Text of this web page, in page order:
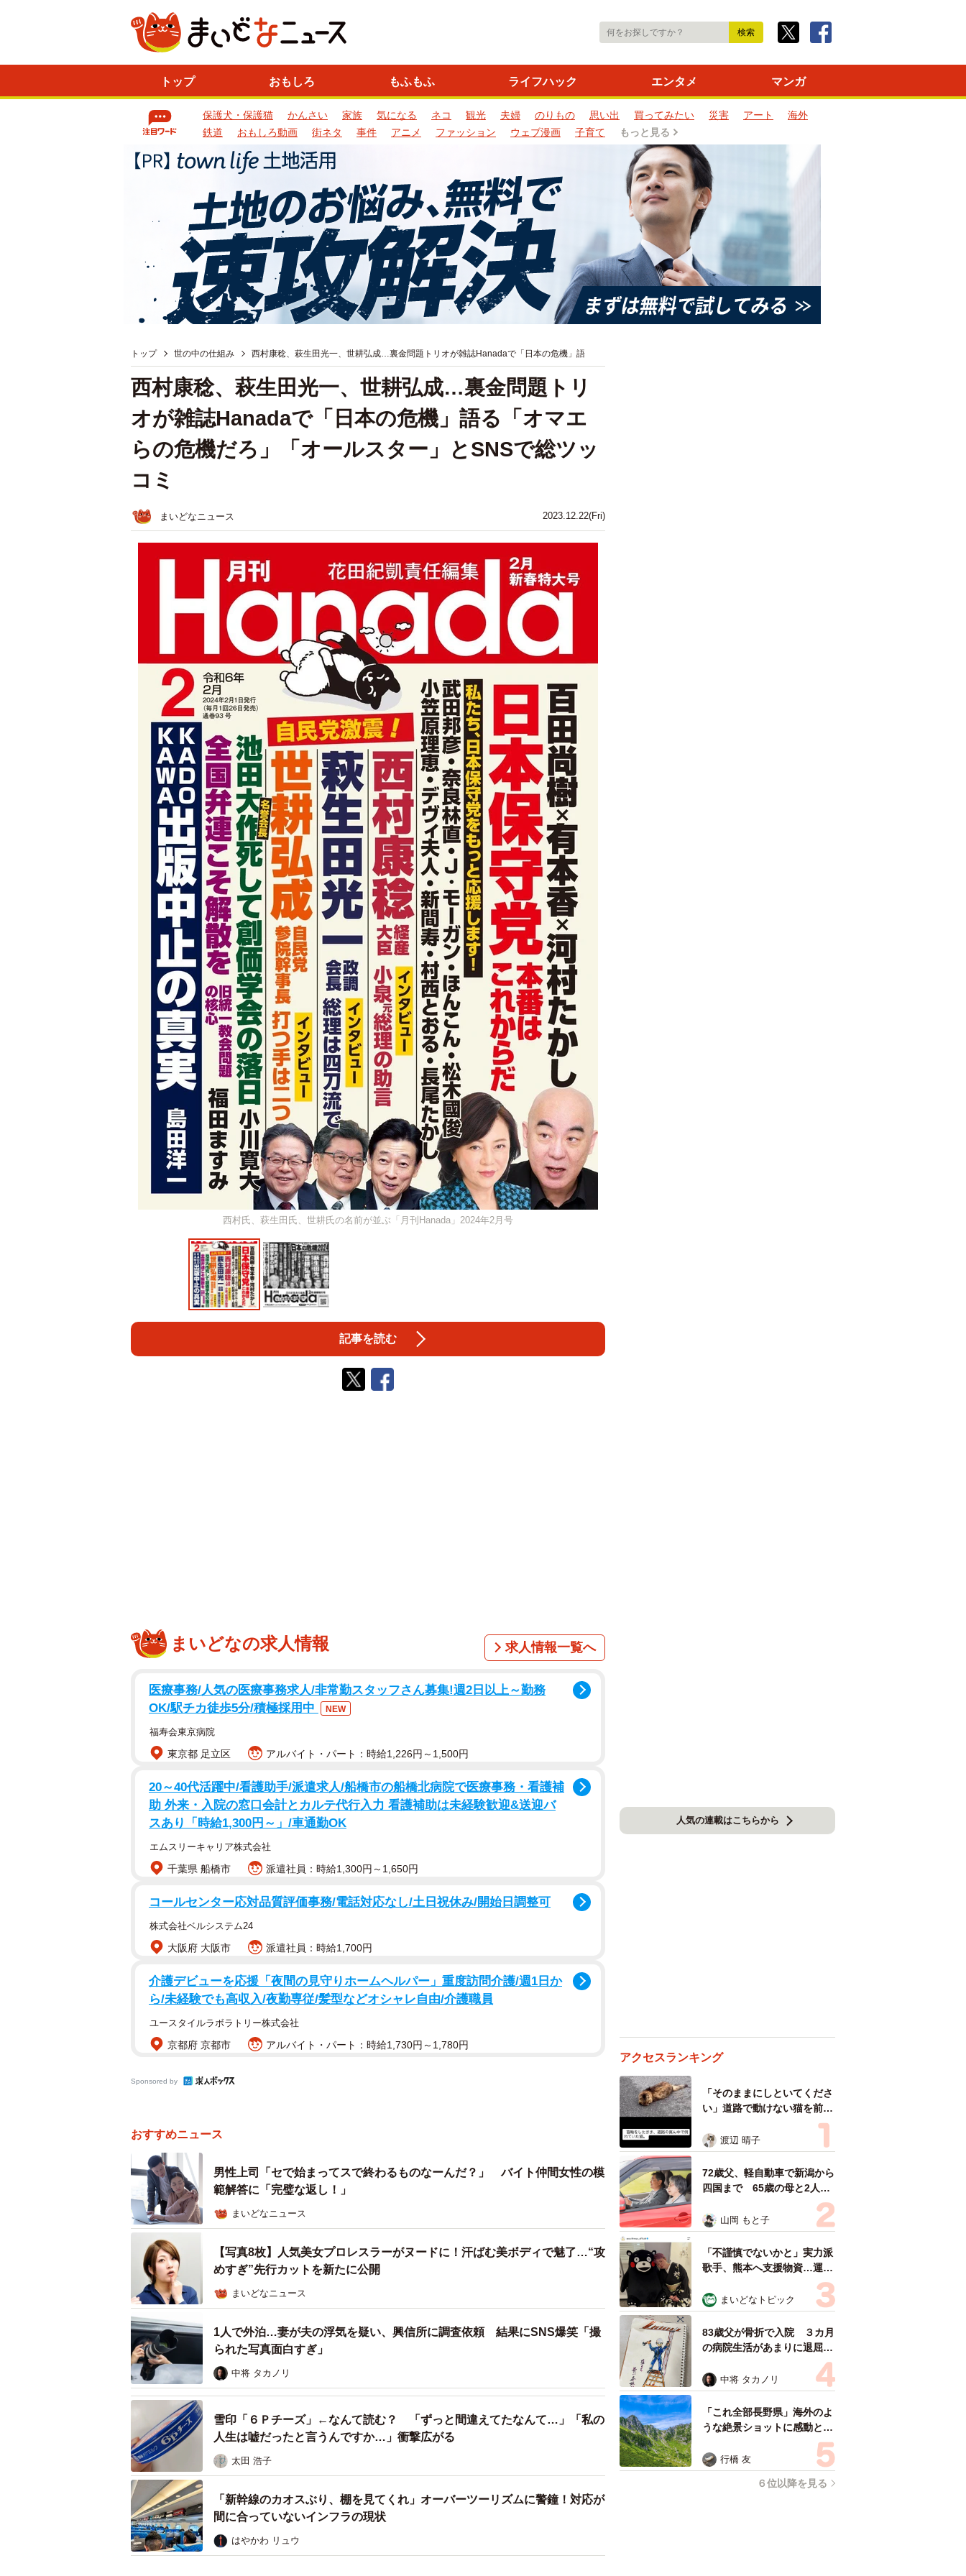
トップ おもしろ もふもふ ライフハック エンタメ マンガ
保護犬・保護猫 かんさい 家族 気になる ネコ 観光 夫婦 のりもの 思い出 買ってみたい 災害 アート
海外
鉄道
おもしろ動画 街ネタ 事件 アニメ ファッション ウェブ漫画 子育て もっと見る
トップ 世の中の仕組み 西村康稔、萩生田光一、世耕弘成…裏金問題トリオが雑誌Hanadaで「日本の危機」語
2023.12.22(Fri)
西村康稔、萩生田光一、世耕弘成…裏金問題トリ
オが雑誌Hanadaで「日本の危機」語る「オマエ
らの危機だろ」「オールスター」とSNSで総ツッ
コミ
まいどなニュース
西村氏、萩生田氏、世耕氏の名前が並ぶ「月刊Hanada」2024年2月号
記事を読む
まいどなの求人情報 求人情報一覧へ
医療事務/人気の医療事務求人/非常勤スタッフさん募集!週2日以上～勤務
OK/駅チカ徒歩5分/積極採用中
NEW
福寿会東京病院
東京都 足立区 アルバイト・パート：時給1,226円～1,500円
20～40代活躍中/看護助手/派遣求人/船橋市の船橋北病院で医療事務・看護補
助 外来・入院の窓口会計とカルテ代行入力 看護補助は未経験歓迎&送迎バ
スあり「時給1,300円～」/車通勤OK
エムスリーキャリア株式会社
千葉県 船橋市 派遣社員：時給1,300円～1,650円
コールセンター応対品質評価事務/電話対応なし/土日祝休み/開始日調整可
株式会社ベルシステム24
大阪府 大阪市 派遣社員：時給1,700円
介護デビューを応援「夜間の見守りホームヘルパー」重度訪問介護/週1日か
ら/未経験でも高収入/夜勤専従/髪型などオシャレ自由/介護職員
ユースタイルラボラトリー株式会社
京都府 京都市 アルバイト・パート：時給1,730円～1,780円
Sponsored by
おすすめニュース
男性上司「セで始まってスで終わるものなーんだ？」 バイト仲間女性の模
範解答に「完璧な返し！」
まいどなニュース
【写真8枚】人気美女プロレスラーがヌードに！汗ばむ美ボディで魅了…“攻
めすぎ”先行カットを新たに公開
まいどなニュース
1人で外泊…妻が夫の浮気を疑い、興信所に調査依頼 結果にSNS爆笑「撮
られた写真面白すぎ」
中将 タカノリ
雪印「６Ｐチーズ」←なんて読む？ 「ずっと間違えてたなんて…」「私の
人生は嘘だったと言うんですか…」衝撃広がる
太田 浩子
「新幹線のカオスぶり、棚を見てくれ」オーバーツーリズムに警鐘！対応が
間に合っていないインフラの現状
はやかわ リュウ
人気の連載はこちらから
アクセスランキング
「そのままにしといてくださ
い」道路で動けない猫を前に
返された一言… 懸命に生き
ようとした4日間 「命の重
さはみんな同じ」保護団体代
表の訴え
渡辺 晴子
72歳父、軽自動車で新潟から
四国まで 65歳の母と2人で
3泊4日の旅 パーキングの休
憩まで分刻み… 「大学生で
も組まねえよ！」
山岡 もと子
「不謹慎でないかと」実力派
歌手、熊本へ支援物資…運搬
トラックの車体デザインにた
めらい 「痛いほど伝わる」
「行動され立派」
まいどなトピック
83歳父が骨折で入院 ３カ月
の病院生活があまりに退屈で
い！」→スケッチブックを見
た家族が仰天「これ、売れま
すよ…」
中将 タカノリ
「これ全部長野県」海外のよ
うな絶景ショットに感動と反
響「離れてからいいところだ
ったんだって気づいた」
行橋 友
６位以降を見る